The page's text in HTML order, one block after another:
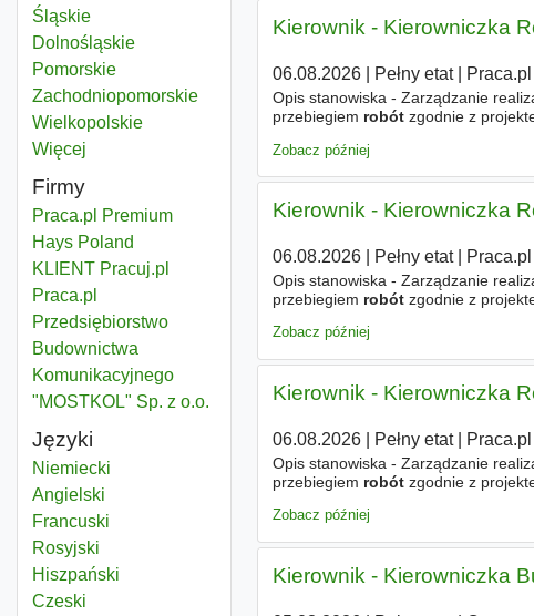
Kierownik robót drogowych
ŚląskieWojewództwo
Kierownik robót drogowych
DolnośląskieWojewództwo
Kierownik robót drogowych
PomorskieWojewództwo
Kierownik robót drogowych
ZachodniopomorskieWojewództwo
Kierownik robót drogowych
WielkopolskieWojewództwo
Więcej
Firmy
Praca.pl Premium
Hays Poland
KLIENT Pracuj.pl
Praca.pl
Przedsiębiorstwo
Budownictwa
Komunikacyjnego
"MOSTKOL" Sp. z o.o.
Języki
Niemiecki
Angielski
Francuski
Rosyjski
Hiszpański
Czeski
Kierownik - Kierowniczka
06.08.2026| Pełny etat| Praca.pl
Opis stanowiska - Zarządzanie
przebiegiem robótzgodnie z
Zobacz później
Kierownik - Kierowniczka
06.08.2026| Pełny etat| Praca.pl
Opis stanowiska - Zarządzanie
przebiegiem robótzgodnie z
Zobacz później
Kierownik - Kierowniczka
06.08.2026| Pełny etat| Praca.pl
Opis stanowiska - Zarządzanie
przebiegiem robótzgodnie z
Zobacz później
Kierownik - Kierowniczka